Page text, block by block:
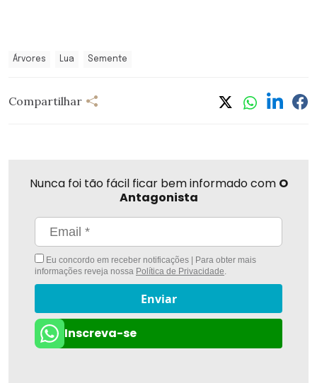
Árvores Lua Semente
Compartilhar
Nunca foi tão fácil ficar bem informado com O
Antagonista
Eu concordo em receber notificações | Para obter mais
informações reveja nossa Política de Privacidade.
Enviar
Inscreva-se